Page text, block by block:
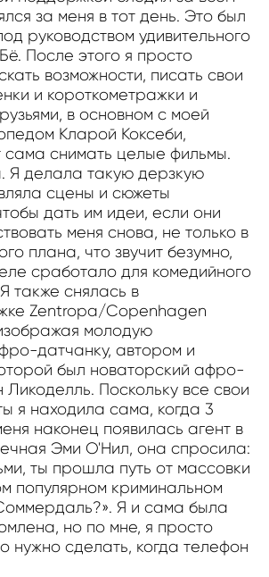
за меня в тот день. Это был
руководством удивительного
После этого я просто
возможности, писать свои
и короткометражки и
в основном с моей
Кларой Коксеби,
сама снимать целые фильмы.
Я делала такую дерзкую
сцены и сюжеты
дать им идеи, если они
меня снова, не только в
плана, что звучит безумно,
сработало для комедийного
также снялась в
Zentropa/Copenhagen
молодую
датчанку, автором и
был новаторский афро-
Поскольку все свои
я находила сама, когда 3
наконец появилась агент в
Эми О'Нил, она спросила:
ты прошла путь от массовки
популярном криминальном
Я и сама была
но по мне, я просто
нужно сделать, когда телефон